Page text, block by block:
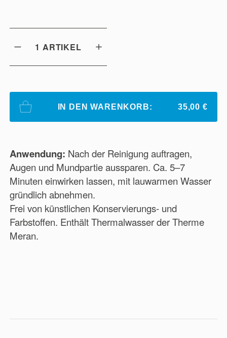
1 ARTIKEL
IN DEN WARENKORB: 35,00 €
Anwendung: Nach der Reinigung auftragen,
Augen und Mundpartie aussparen. Ca. 5–7
Minuten einwirken lassen, mit lauwarmen Wasser
gründlich abnehmen.
Frei von künstlichen Konservierungs- und
Farbstoffen. Enthält Thermalwasser der Therme
Meran.